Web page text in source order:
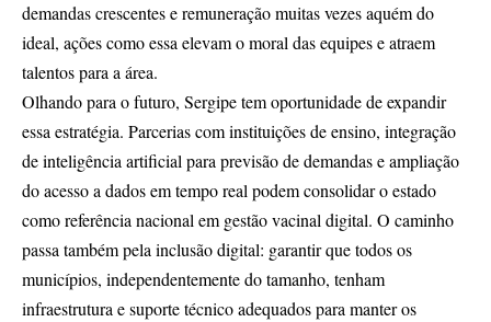
demandas crescentes e remuneração muitas vezes aquém do
ideal, ações como essa elevam o moral das equipes e atraem
talentos para a área.
Olhando para o futuro, Sergipe tem oportunidade de expandir
essa estratégia. Parcerias com instituições de ensino, integração
de inteligência artificial para previsão de demandas e ampliação
do acesso a dados em tempo real podem consolidar o estado
como referência nacional em gestão vacinal digital. O caminho
passa também pela inclusão digital: garantir que todos os
municípios, independentemente do tamanho, tenham
infraestrutura e suporte técnico adequados para manter os